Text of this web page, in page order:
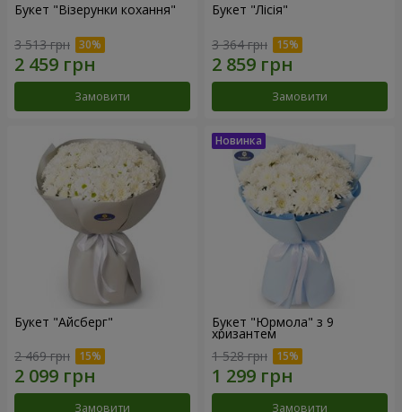
Букет "Візерунки кохання"
3 513 грн
Замовити
Букет "Лісія"
3 364 грн
Замовити
Букет "Айсберг"
2 469 грн
Замовити
Букет "Юрмола" з 9
хризантем
1 528 грн
Замовити